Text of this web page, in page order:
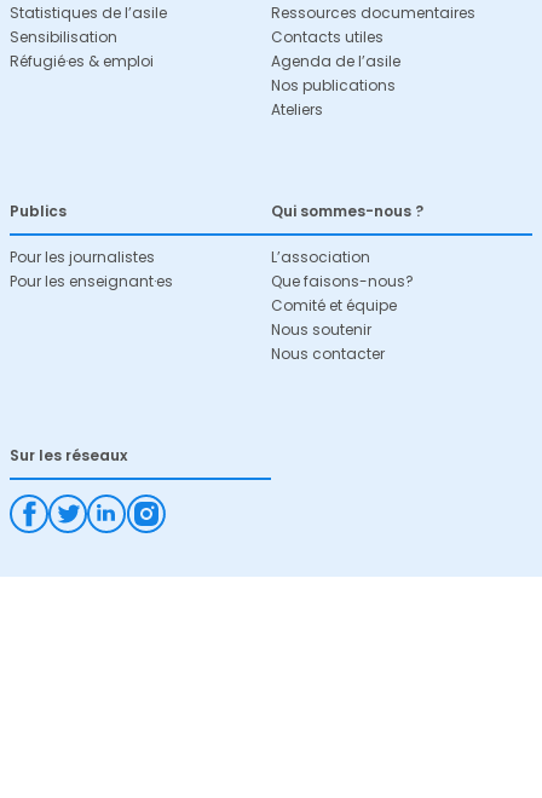
Statistiques de l’asile
Sensibilisation
Réfugié·es & emploi
Ressources documentaires
Contacts utiles
Agenda de l’asile
Nos publications
Ateliers
Publics
Pour les journalistes
Pour les enseignant·es
Qui sommes-nous ?
L’association
Que faisons-nous?
Comité et équipe
Nous soutenir
Nous contacter
Sur les réseaux